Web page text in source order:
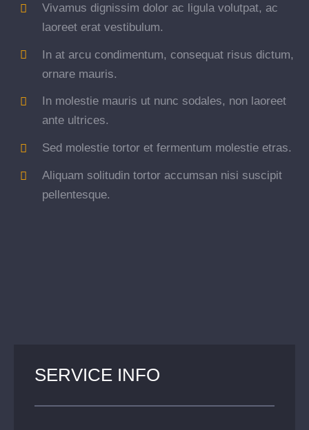
Vivamus dignissim dolor ac ligula volutpat, ac
laoreet erat vestibulum.
In at arcu condimentum, consequat risus dictum,
ornare mauris.
In molestie mauris ut nunc sodales, non laoreet
ante ultrices.
Sed molestie tortor et fermentum molestie etras.
Aliquam solitudin tortor accumsan nisi suscipit
pellentesque.
SERVICE INFO